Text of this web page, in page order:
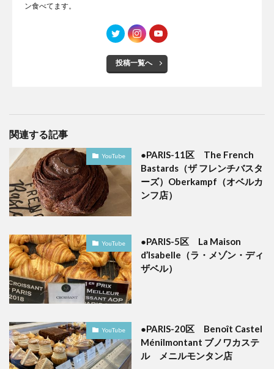
ン食べてます。
投稿一覧へ
関連する記事
YouTube
●PARIS-11区 The French
Bastards（ザ フレンチバスタ
ーズ）Oberkampf（オベルカ
ンフ店）
YouTube
●PARIS-5区 La Maison
d’Isabelle（ラ・メゾン・ディ
ザベル）
YouTube
●PARIS-20区 Benoît Castel
Ménilmontant ブノワカステ
ル メニルモンタン店